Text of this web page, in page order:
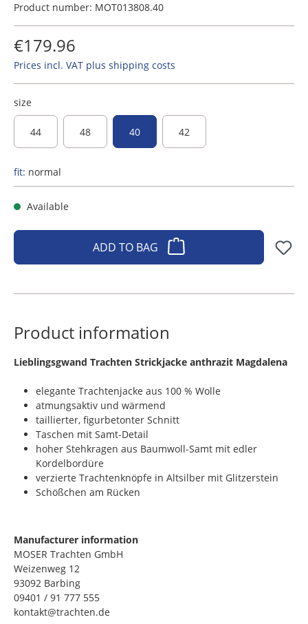
Product number: MOT013808.40
€179.96
Prices incl. VAT plus shipping costs
size
44 48 40 42
fit: normal
Available
ADD TO BAG
Product information
​Lieblingsgwand Trachten Strickjacke anthrazit Magdalena
elegante Trachtenjacke aus 100 % Wolle
atmungsaktiv und wärmend
taillierter, figurbetonter Schnitt
Taschen mit Samt-Detail
hoher Stehkragen aus Baumwoll-Samt mit edler
Kordelbordüre
verzierte Trachtenknöpfe in Altsilber mit Glitzerstein
Schößchen am Rücken
Manufacturer information
MOSER Trachten GmbH
Weizenweg 12
93092 Barbing
09401 / 91 777 555
kontakt@trachten.de